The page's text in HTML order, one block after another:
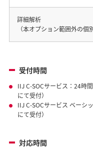
詳細解析
（本オプション範囲外の個
受付時間
IIJ C-SOCサービス：24時
にて受付）
IIJ C-SOCサービス ベーシ
にて受付）
対応時間